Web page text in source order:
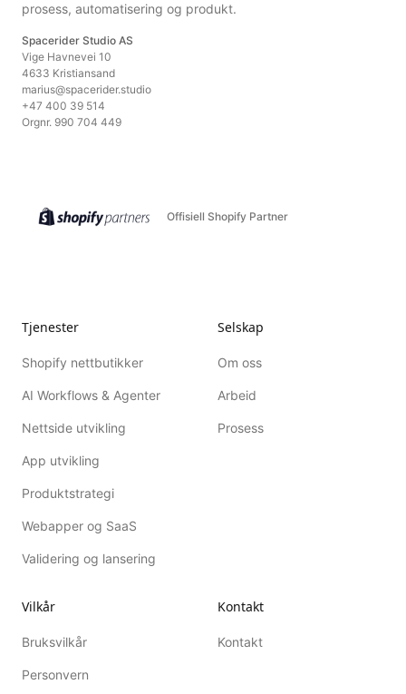
prosess, automatisering og produkt.
Spacerider Studio AS
Vige Havnevei 10
4633 Kristiansand
marius@spacerider.studio
+47 400 39 514
Orgnr. 990 704 449
Offisiell Shopify Partner
Tjenester
Shopify nettbutikker
AI Workflows & Agenter
Nettside utvikling
App utvikling
Produktstrategi
Webapper og SaaS
Validering og lansering
Selskap
Om oss
Arbeid
Prosess
Vilkår
Bruksvilkår
Personvern
Kontakt
Kontakt